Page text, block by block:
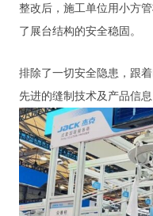
整改后，施工单位用小方
了展台结构的安全稳固。
排除了一切安全隐患，跟
先进的缝制技术及产品信息